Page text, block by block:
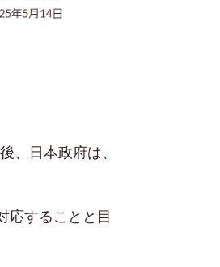
、日本政府は、
応することと目